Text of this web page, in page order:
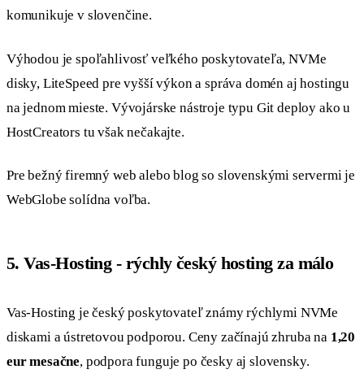
komunikuje v slovenčine.
Výhodou je spoľahlivosť veľkého poskytovateľa, NVMe
disky, LiteSpeed pre vyšší výkon a správa domén aj hostingu
na jednom mieste. Vývojárske nástroje typu Git deploy ako u
HostCreators tu však nečakajte.
Pre bežný firemný web alebo blog so slovenskými servermi je
WebGlobe solídna voľba.
5. Vas-Hosting - rýchly český hosting za málo
Vas-Hosting je český poskytovateľ známy rýchlymi NVMe
diskami a ústretovou podporou. Ceny začínajú zhruba na 1,20
eur mesačne, podpora funguje po česky aj slovensky.